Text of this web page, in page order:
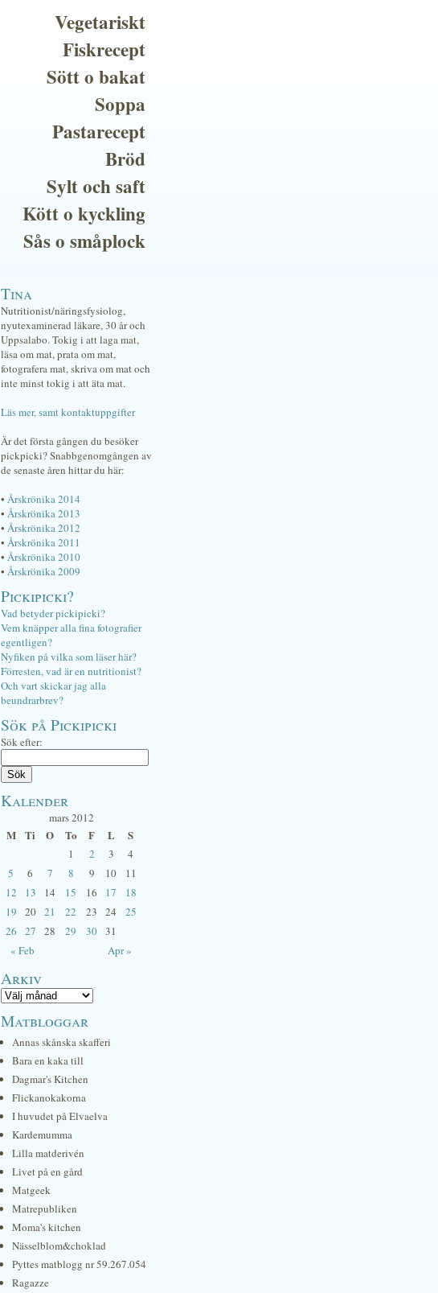
Vegetariskt
Fiskrecept
Sött o bakat
Soppa
Pastarecept
Bröd
Sylt och saft
Kött o kyckling
Sås o småplock
Tina
Nutritionist/näringsfysiolog,
nyutexaminerad läkare, 30 år och
Uppsalabo. Tokig i att laga mat,
läsa om mat, prata om mat,
fotografera mat, skriva om mat och
inte minst tokig i att äta mat.
Läs mer, samt kontaktuppgifter
Är det första gången du besöker
pickpicki? Snabbgenomgången av
de senaste åren hittar du här:
• Årskrönika 2014
• Årskrönika 2013
• Årskrönika 2012
• Årskrönika 2011
• Årskrönika 2010
• Årskrönika 2009
Pickipicki?
Vad betyder pickipicki?
Vem knäpper alla fina fotografier
egentligen?
Nyfiken på vilka som läser här?
Förresten, vad är en nutritionist?
Och vart skickar jag alla
beundrarbrev?
Sök på Pickipicki
Sök efter:
Kalender
mars 2012
M Ti O To F L S
« Feb Apr »
1 2 3
4
5
6 7 8 9 10
11
12
13 14 15 16 17
18
19
20 21 22 23 24
25
26
27 28 29 30 31
Arkiv
Matbloggar
Annas skånska skafferi
Bara en kaka till
Dagmar's Kitchen
Flickanokakorna
I huvudet på Elvaelva
Kardemumma
Lilla matderivén
Livet på en gård
Matgeek
Matrepubliken
Moma's kitchen
Nässelblom&choklad
Pyttes matblogg nr 59.267.054
Ragazze